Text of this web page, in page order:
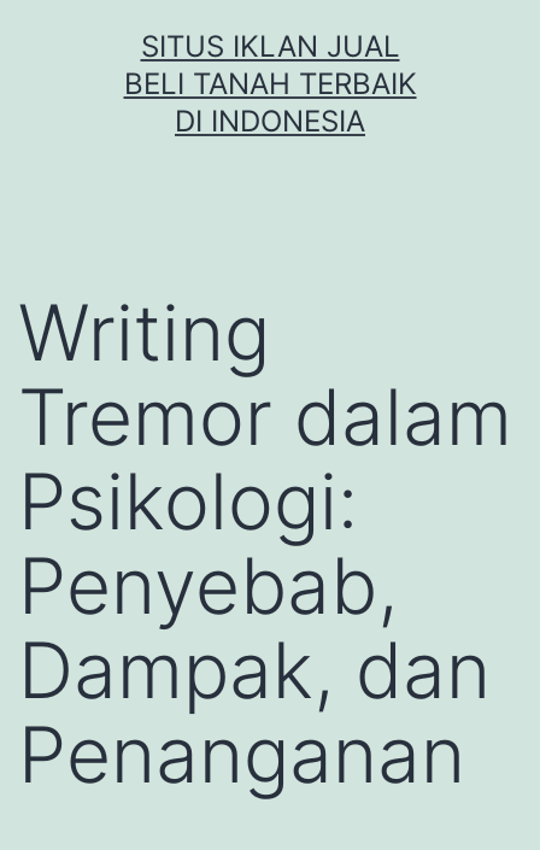
SITUS IKLAN JUAL
BELI TANAH TERBAIK
DI INDONESIA
Writing
Tremor dalam
Psikologi:
Penyebab,
Dampak, dan
Penanganan